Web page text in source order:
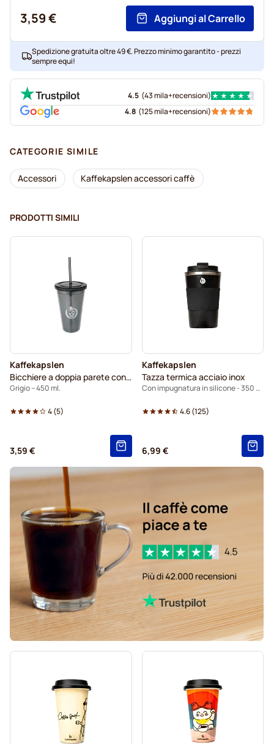
3,59 € Aggiungi al Carrello
Spedizione gratuita oltre 49 €. Prezzo minimo garantito - prezzi
sempre equi!
4.5 (43 mila+recensioni)
4.8 (125 mila+recensioni)
CATEGORIE SIMILE
Accessori Kaffekapslen accessori caffè
PRODOTTI SIMILI
Kaffekapslen
Bicchiere a doppia parete con cannuccia
Grigio – 450 ml.
4(5)
3,59 €
Kaffekapslen
Tazza termica acciaio inox
Con impugnatura in silicone - 350 ml.
4.6(125)
6,99 €